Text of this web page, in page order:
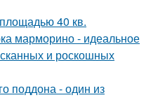
40 кв.
марморино - идеальное
и роскошных
поддона - один из